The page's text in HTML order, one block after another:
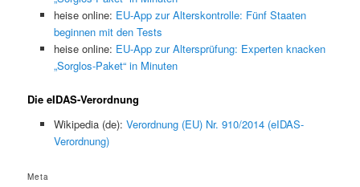
heise online: EU-App zur Alterskontrolle: Fünf Staaten
beginnen mit den Tests
heise online: EU-App zur Altersprüfung: Experten knacken
„Sorglos-Paket“ in Minuten
Die eIDAS-Verordnung
Wikipedia (de): Verordnung (EU) Nr. 910/2014 (eIDAS-
Verordnung)
Meta